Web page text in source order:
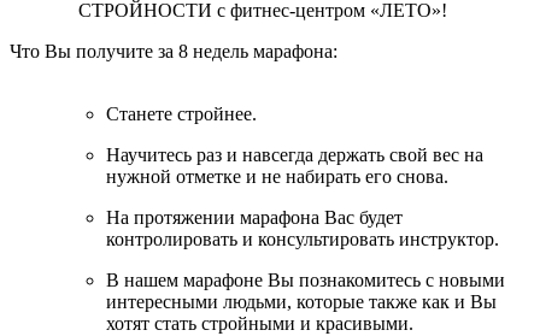
СТРОЙНОСТИ с фитнес-центром «ЛЕТО»!
Что Вы получите за 8 недель марафона:
Станете стройнее.
Научитесь раз и навсегда держать свой вес на
нужной отметке и не набирать его снова.
На протяжении марафона Вас будет
контролировать и консультировать инструктор.
В нашем марафоне Вы познакомитесь с новыми
интересными людьми, которые также как и Вы
хотят стать стройными и красивыми.